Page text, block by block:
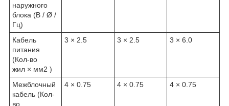
наружного
блока (В / Ø /
Гц)
Кабель
питания
(Кол-во
жил × мм2 )
3 × 2.5 3 × 2.5 3 × 6.0
Межблочный
кабель (Кол-
во
4 × 0.75 4 × 0.75 4 × 0.75